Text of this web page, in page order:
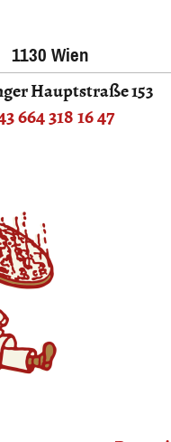
1130 Wien
Hauptstraße 153
664 318 16 47